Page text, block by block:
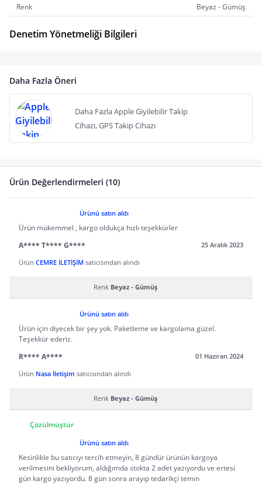
Renk
Beyaz - Gümüş
Denetim Yönetmeliği Bilgileri
Daha Fazla Öneri
Daha Fazla Apple Giyilebilir Takip
Cihazı, GPS Takip Cihazı
Ürün Değerlendirmeleri (10)
Ürünü satın aldı
Ürün mükemmel , kargo oldukça hızlı teşekkürler
A**** T**** G****
25 Aralık 2023
Ürün CEMRE İLETİŞİM satıcısından alındı
Renk Beyaz - Gümüş
Ürünü satın aldı
Ürün için diyecek bir şey yok. Paketleme ve kargolama güzel.
Teşekkür ederiz.
R**** A****
01 Haziran 2024
Ürün Nasa İletişim satıcısından alındı
Renk Beyaz - Gümüş
Çözülmüştür
Ürünü satın aldı
Kesinlikle bu satıcıyı tercih etmeyin, 8 gündür ürünün kargoya
verilmesini bekliyorum, aldığımda stokta 2 adet yazıyordu ve ertesi
gün kargo yazıyordu. 8 gün sonra arayıp tedarikçi temin